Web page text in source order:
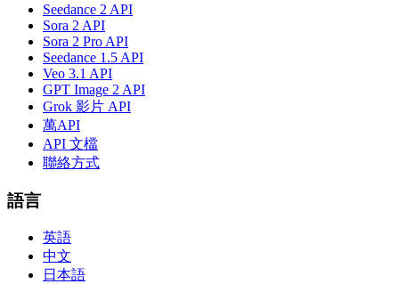
Seedance 2 API
Sora 2 API
Sora 2 Pro API
Seedance 1.5 API
Veo 3.1 API
GPT Image 2 API
Grok 影片 API
萬API
API 文檔
聯絡方式
語言
英語
中文
日本語